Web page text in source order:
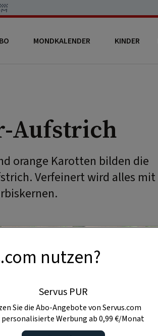
MONDKALENDER KINDER
Aufstrich
orange Karotten bilden die
Verfeinert wird alles mit
nutzen?
Servus PUR
Sie die Abo-Angebote von Servus.com
Werbung ab 0,99 €/Monat